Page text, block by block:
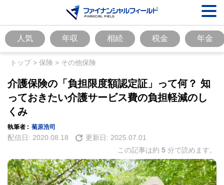
人気 年収 相続 税金 年金
トップ> 保険 > その他保険
介護保険の「負担限度額認定証」って何？ 知
っておきたい介護サービス費の負担軽減のし
くみ
執筆者 : 菊原浩司
配信日: 2020.08.18 更新日: 2025.07.01
この記事は約 5 分で読めます。